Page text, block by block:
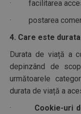
· facilitarea
· postarea
4. Care este
Durata de viață a
depinzând de
următoarele
durata de viață a
· Cookie-uri